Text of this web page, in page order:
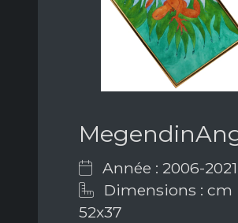
Année : 2006-2021
Dimensions : cm
52x37